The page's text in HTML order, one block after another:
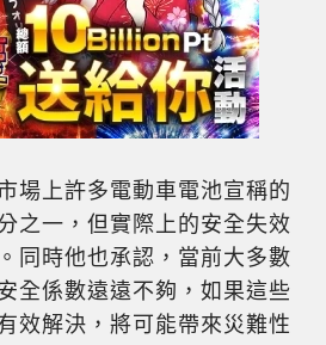
場上許多電動車電池宣稱的
之一，但實際上的安全失效
同時他也承認，當前大多數
全係數遠遠不夠，如果這些
效解決，將可能帶來災難性